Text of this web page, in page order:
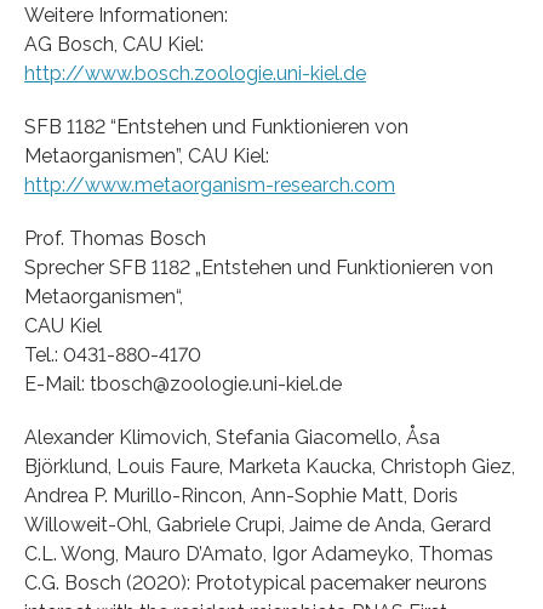
Weitere Informationen:
AG Bosch, CAU Kiel:
http://www.bosch.zoologie.uni-kiel.de
SFB 1182 “Entstehen und Funktionieren von
Metaorganismen”, CAU Kiel:
http://www.metaorganism-research.com
Prof. Thomas Bosch
Sprecher SFB 1182 „Entstehen und Funktionieren von
Metaorganismen“,
CAU Kiel
Tel.: 0431-880-4170
E-Mail: tbosch@zoologie.uni-kiel.de
Alexander Klimovich, Stefania Giacomello, Åsa
Björklund, Louis Faure, Marketa Kaucka, Christoph Giez,
Andrea P. Murillo-Rincon, Ann-Sophie Matt, Doris
Willoweit-Ohl, Gabriele Crupi, Jaime de Anda, Gerard
C.L. Wong, Mauro D’Amato, Igor Adameyko, Thomas
C.G. Bosch (2020): Prototypical pacemaker neurons